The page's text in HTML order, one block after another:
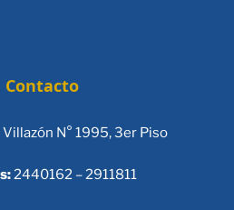
Contacto
N° 1995, 3er Piso
2440162 – 2911811